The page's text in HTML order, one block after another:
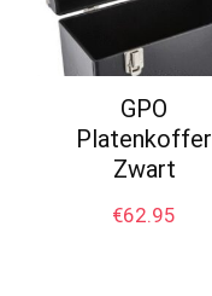
GPO
Platenkoffer
Zwart
€62.95